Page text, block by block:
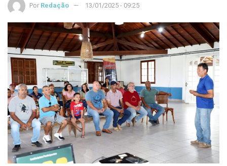
Por Redação 13/01/2025 - 09:25